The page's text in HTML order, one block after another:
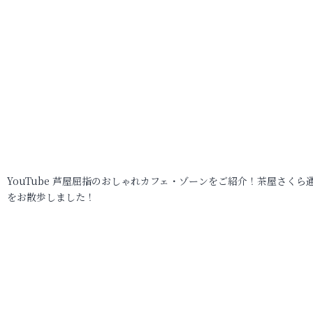
YouTube 芦屋屈指のおしゃれカフェ・ゾーンをご紹介！茶屋さくら
をお散歩しました！